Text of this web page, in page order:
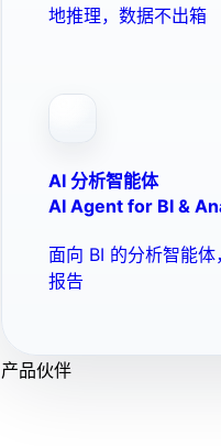
地推理，数据不出箱
AI 分析智能体
AI Agent for BI &
面向 BI 的分析智能
报告
产品伙伴